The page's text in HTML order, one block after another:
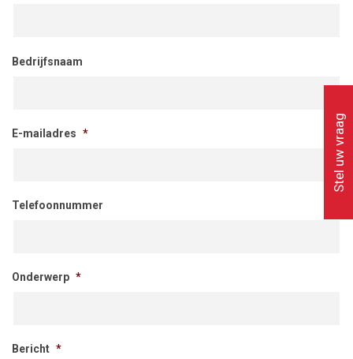
Bedrijfsnaam
E-mailadres *
Telefoonnummer
Onderwerp *
Bericht *
Stel uw vraag